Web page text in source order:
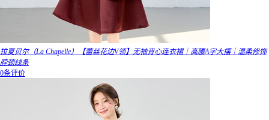
拉夏贝尔（La Chapelle）【蕾丝花边V领】无袖背心连衣裙｜高腰A字大摆｜温柔修饰
脖颈线条
0条评价